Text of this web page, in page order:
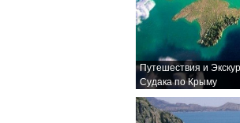
Путешествия и
Судака по Крыму